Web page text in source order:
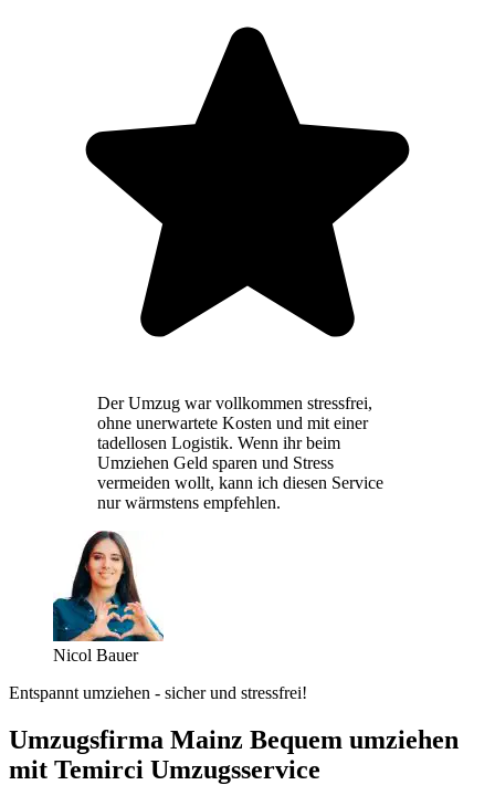
Der Umzug war vollkommen stressfrei,
ohne unerwartete Kosten und mit einer
tadellosen Logistik. Wenn ihr beim
Umziehen Geld sparen und Stress
vermeiden wollt, kann ich diesen Service
nur wärmstens empfehlen.
Nicol Bauer
Entspannt umziehen - sicher und stressfrei!
Umzugsfirma Mainz Bequem umziehen
mit Temirci Umzugsservice